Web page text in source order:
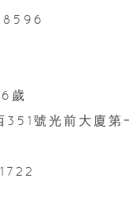
歲
351號光前大廈第